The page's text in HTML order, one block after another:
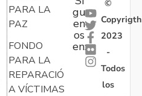
PARA LA
PAZ
FONDO
PARA LA
REPARACIÓN
A VÍCTIMAS
gu
en
os
en:
©
Copyrigth
2023
-
Todos
los